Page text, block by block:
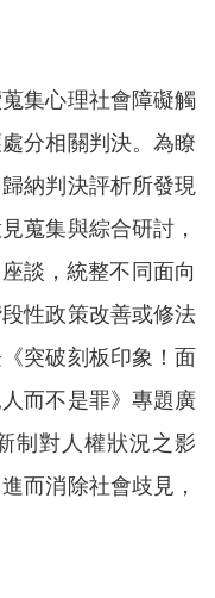
集心理社會障礙觸
分相關判決。為瞭
納判決評析所發現
蒐集與綜合研討，
談，統整不同面向
性政策改善或修法
突破刻板印象！面
而不是罪》專題廣
制對人權狀況之影
而消除社會歧見，